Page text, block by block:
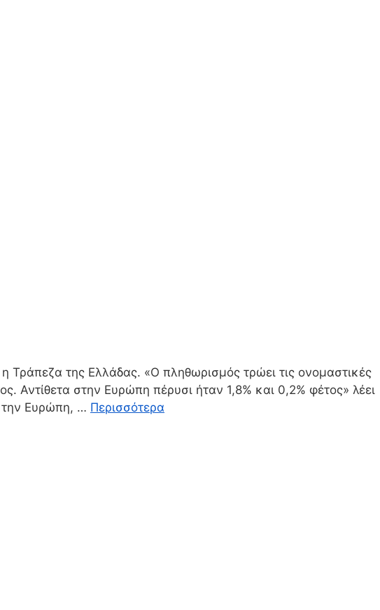
Τράπεζα της Ελλάδας. «Ο πληθωρισμός τρώει τις ονομαστικές
Αντίθετα στην Ευρώπη πέρυσι ήταν 1,8% και 0,2% φέτος» λέει
την Ευρώπη, … Περισσότερα